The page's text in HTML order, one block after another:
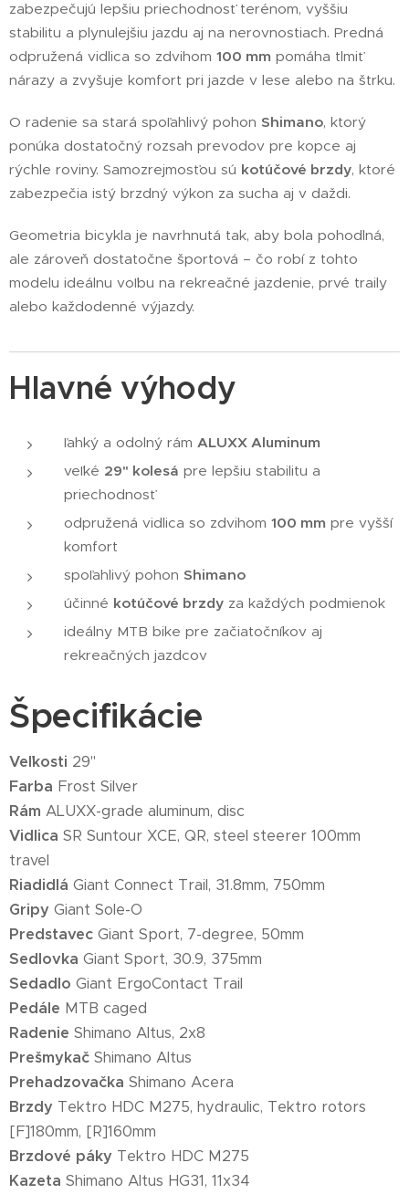
zabezpečujú lepšiu priechodnosť terénom, vyššiu
stabilitu a plynulejšiu jazdu aj na nerovnostiach. Predná
odpružená vidlica so zdvihom 100 mm pomáha tlmiť
nárazy a zvyšuje komfort pri jazde v lese alebo na štrku.
O radenie sa stará spoľahlivý pohon Shimano, ktorý
ponúka dostatočný rozsah prevodov pre kopce aj
rýchle roviny. Samozrejmosťou sú kotúčové brzdy, ktoré
zabezpečia istý brzdný výkon za sucha aj v daždi.
Geometria bicykla je navrhnutá tak, aby bola pohodlná,
ale zároveň dostatočne športová – čo robí z tohto
modelu ideálnu voľbu na rekreačné jazdenie, prvé traily
alebo každodenné výjazdy.
Hlavné výhody
ľahký a odolný rám ALUXX Aluminum
veľké 29" kolesá pre lepšiu stabilitu a
priechodnosť
odpružená vidlica so zdvihom 100 mm pre vyšší
komfort
spoľahlivý pohon Shimano
účinné kotúčové brzdy za každých podmienok
ideálny MTB bike pre začiatočníkov aj
rekreačných jazdcov
Špecifikácie
Veľkosti 29"
Farba Frost Silver
Rám ALUXX-grade aluminum, disc
Vidlica SR Suntour XCE, QR, steel steerer 100mm
travel
Riadidlá Giant Connect Trail, 31.8mm, 750mm
Gripy Giant Sole-O
Predstavec Giant Sport, 7-degree, 50mm
Sedlovka Giant Sport, 30.9, 375mm
Sedadlo Giant ErgoContact Trail
Pedále MTB caged
Radenie Shimano Altus, 2x8
Prešmykač Shimano Altus
Prehadzovačka Shimano Acera
Brzdy Tektro HDC M275, hydraulic, Tektro rotors
[F]180mm, [R]160mm
Brzdové páky Tektro HDC M275
Kazeta Shimano Altus HG31, 11x34